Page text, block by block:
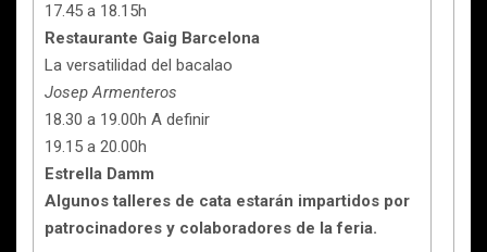
17.45 a 18.15h
Restaurante Gaig Barcelona
La versatilidad del bacalao
Josep Armenteros
18.30 a 19.00h A definir
19.15 a 20.00h
Estrella Damm
Algunos talleres de cata estarán impartidos por
patrocinadores y colaboradores de la feria.